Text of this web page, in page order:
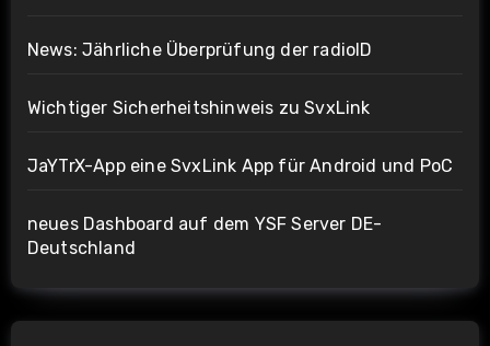
News: Jährliche Überprüfung der radioID
Wichtiger Sicherheitshinweis zu SvxLink
JaYTrX-App eine SvxLink App für Android und PoC
neues Dashboard auf dem YSF Server DE-
Deutschland